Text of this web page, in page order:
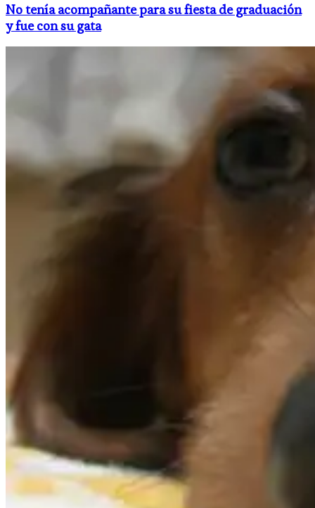
No tenía acompañante para su fiesta de graduación
y fue con su gata